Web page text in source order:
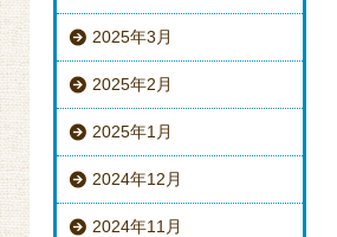
2025年3月
2025年2月
2025年1月
2024年12月
2024年11月